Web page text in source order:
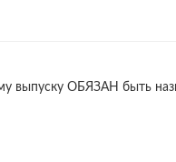
выпуску ОБЯЗАН быть